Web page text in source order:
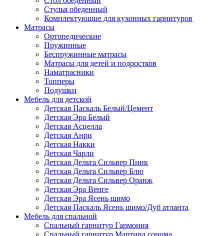
Стулья обеденный
Комплектующие для кухонных гарнитуров
Матраcы
Ортопедические
Пружинные
Беспружинные матрасы
Матрасы для детей и подростков
Наматрасники
Топперы
Подушки
Мебель для детской
Детская Паскаль Белый/Цемент
Детская Эра Белый
Детская Асцелла
Детская Анри
Детская Накки
Детская Чарли
Детская Дельта Сильвер Пинк
Детская Дельта Сильвер Блю
Детская Дельта Сильвер Оранж
Детская Эра Венге
Детская Эра Ясень шимо
Детская Паскаль Ясень шимо/Дуб атланта
Мебель для спальной
Спальный гарнитур Гармония
Спальный гарнитур Мартина сонома